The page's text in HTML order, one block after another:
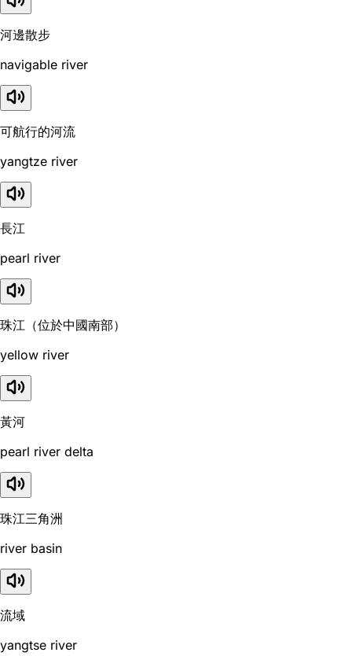
河邊散步
navigable river
可航行的河流
yangtze river
長江
pearl river
珠江（位於中國南部）
yellow river
黃河
pearl river delta
珠江三角洲
river basin
流域
yangtse river